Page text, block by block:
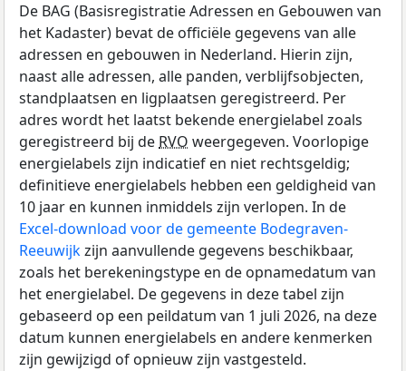
De BAG (Basisregistratie Adressen en Gebouwen van
het Kadaster) bevat de officiële gegevens van alle
adressen en gebouwen in Nederland. Hierin zijn,
naast alle adressen, alle panden, verblijfsobjecten,
standplaatsen en ligplaatsen geregistreerd. Per
adres wordt het laatst bekende energielabel zoals
geregistreerd bij de RVO weergegeven. Voorlopige
energielabels zijn indicatief en niet rechtsgeldig;
definitieve energielabels hebben een geldigheid van
10 jaar en kunnen inmiddels zijn verlopen. In de
Excel-download voor de gemeente Bodegraven-
Reeuwijkzijn aanvullende gegevens beschikbaar,
zoals het berekeningstype en de opnamedatum van
het energielabel. De gegevens in deze tabel zijn
gebaseerd op een peildatum van 1 juli 2026, na deze
datum kunnen energielabels en andere kenmerken
zijn gewijzigd of opnieuw zijn vastgesteld.